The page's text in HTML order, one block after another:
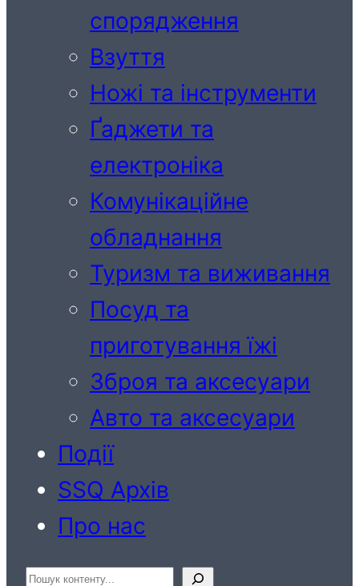
спорядження
Взуття
Ножі та інструменти
Ґаджети та
електроніка
Комунікаційне
обладнання
Туризм та виживання
Посуд та
приготування їжі
Зброя та аксесуари
Авто та аксесуари
Події
SSQ Архів
Про нас
Пошук